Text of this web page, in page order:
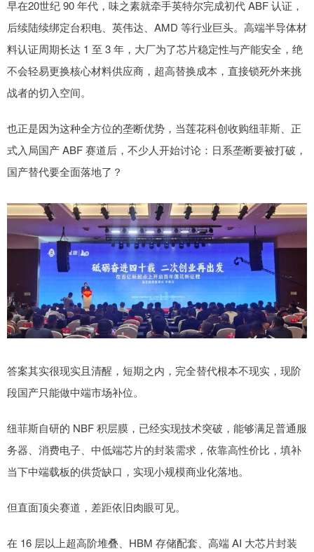
早在20世纪 90 年代，味之素就牵手英特尔完成初代 ABF 认证，
后续陆续绑定台积电、英伟达、AMD 等行业巨头。高端半导体材
料认证周期长达 1 至 3 年，大厂为了芯片稳定性与产能安全，绝
不会轻易更换核心材料供应商，超高替换成本，直接锁死外来挑
战者的切入空间。
也正是因为这种全方位的垄断优势，当莲花科创收购纽菲斯、正
式入局国产 ABF 赛道后，不少人开始讨论：日系垄断要被打破，
国产替代要全面落地了？
答案其实很现实且清醒，短期之内，完全替代根本不现实，现阶
段国产只能做中端市场补位。
纽菲斯自研的 NBF 积层膜，已经实现技术突破，能够满足普通服
务器、消费电子、中低端芯片的封装需求，依靠高性价比，填补
当下中端载板的供货缺口，实现小规模商业化落地。
但直面顶尖赛道，差距依旧肉眼可见。
在 16 层以上超高阶堆叠、HBM 存储配套、高端 AI 大芯片封装